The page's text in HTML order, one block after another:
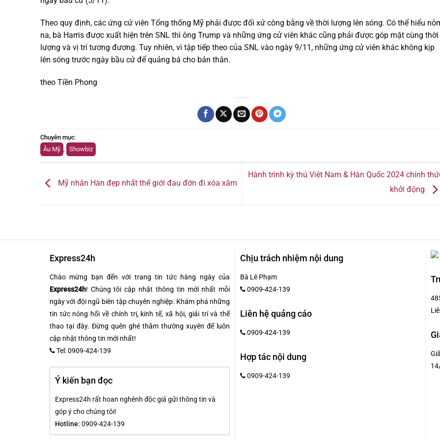
Theo quy định, các ứng cử viên Tổng thống Mỹ phải được đối xử công bằng về thời lượng lên sóng. Có thể hiểu
na, bà Harris được xuất hiện trên SNL thì ông Trump và những ứng cử viên khác cũng phải được góp mặt cùng thời
lượng và vị trí tương đương. Tuy nhiên, vì tập tiếp theo của SNL vào ngày 9/11, những ứng cử viên khác không kịp
lên sóng trước ngày bầu cử để quảng bá cho bản thân.
theo Tiền Phong
Chuyên mục:
Âu Mỹ
Showbiz
Mỹ nhân Hàn đẹp nhất thế giới đau đớn đi xóa xăm
Hành trình kỳ thú Việt Nam & Hàn Quốc 2024 chính
khởi động
Express24h
Chào mừng bạn đến với trang tin tức hàng ngày của
Express24h! Chúng tôi cập nhật thông tin mới nhất mỗi
ngày với đội ngũ biên tập chuyên nghiệp. Khám phá những
tin tức nóng hổi về chính trị, kinh tế, xã hội, giải trí và thể
thao tại đây. Đừng quên ghé thăm thường xuyên để luôn
cập nhật thông tin mới nhất!
Tel: 0909-424-139
Ý kiến bạn đọc
Express24h rất hoan nghênh độc giả gửi thông tin và
góp ý cho chúng tôi!
Hotline: 0909-424-139
Chịu trách nhiệm nội dung
Bà Lê Phạm
0909-424-139
Liên hệ quảng cáo
0909-424-139
Hợp tác nội dung
0909-424-139